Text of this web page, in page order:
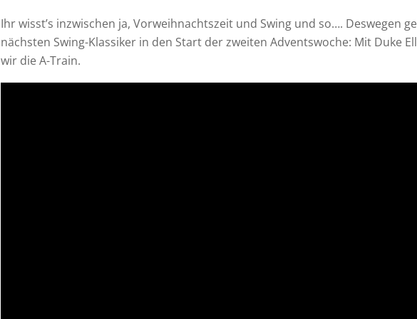
Ihr wisst’s inzwischen ja, Vorweihnachtszeit und Swing und so…. Deswegen
nächsten Swing-Klassiker in den Start der zweiten Adventswoche: Mit Duke
wir die A-Train.